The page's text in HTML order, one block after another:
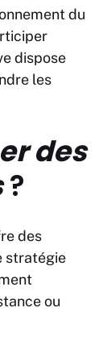
du
dispose
les
des
?
des
stratégie
ou